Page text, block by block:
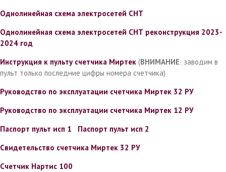
Однолинейная схема электросетей СНТ
Однолинейная схема электросетей СНТ реконструкция 2023-
2024 год
Инструкция к пульту счетчика Миртек (ВНИМАНИЕ: заводим в
пульт только последние цифры номера счетчика)
Руководство по эксплуатации счетчика Миртек 32 РУ
Руководство по эксплуатации счетчика Миртек 12 РУ
Паспорт пульт исп 1
Паспорт пульт исп 2
Свидетельство счетчика Миртек 32 РУ
Cчетчик Нартис 100